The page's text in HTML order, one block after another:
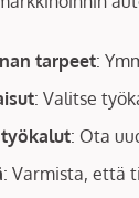
tarpeet:
: Valitse
: Ota
: Varmista, että